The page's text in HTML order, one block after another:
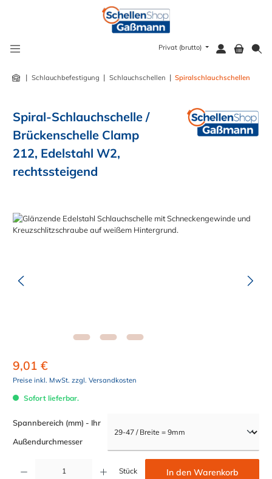
Privat (brutto)
| Schlauchbefestigung | Schlauchschellen | Spiralschlauchschellen
Spiral-Schlauchschelle /
Brückenschelle Clamp
212, Edelstahl W2,
rechtssteigend
Bildergalerie überspringen
9,01 €
Preise inkl. MwSt. zzgl. Versandkosten
Sofort lieferbar.
Spannbereich (mm) - Ihr
Außendurchmesserauswählen
Produkt Anzahl: Gib den gewünschten Wert ein oder benutze die Schaltflächen um die Anzahl
Stück In den Warenkorb